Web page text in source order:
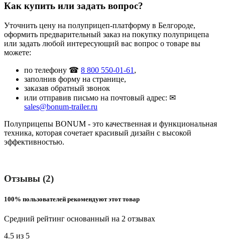
Как купить или задать вопрос?
Уточнить цену на полуприцеп-платформу в Белгороде,
оформить предварительный заказ на покупку полуприцепа
или задать любой интересующий вас вопрос о товаре вы
можете:
по телефону ☎ 8 800 550-01-61 ,
заполнив форму на странице,
заказав обратный звонок
или отправив письмо на почтовый адрес: ✉
sales@bonum-trailer.ru
Полуприцепы BONUM - это качественная и функциональная
техника, которая сочетает красивый дизайн с высокой
эффективностью.
Отзывы (2)
100% пользователей рекомендуют этот товар
Средний рейтинг основанный на 2 отзывах
4.5 из 5